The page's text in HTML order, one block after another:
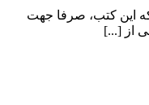
باشید که این کتب، صرفا جهت
از [...]